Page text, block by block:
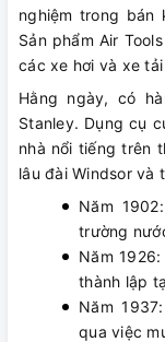
nghiệm trong
Sản phẩm Air
các xe hơi và xe
Hằng ngày, có
Stanley. Dụng cụ
nhà nổi tiếng trên
lâu đài Windsor và
Năm
trường
Năm
thành lập
Năm
qua việc